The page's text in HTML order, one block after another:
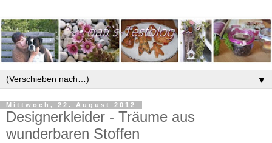
▼
Mittwoch, 22. August 2012
Designerkleider - Träume aus
wunderbaren Stoffen